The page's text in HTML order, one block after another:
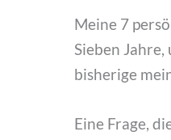
Meine 7
Sieben
bisherige
Eine Frage,